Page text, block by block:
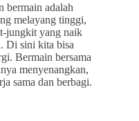
bermain adalah
melayang tinggi,
jungkit yang naik
Di sini kita bisa
Bermain bersama
menyenangkan,
sama dan berbagi.